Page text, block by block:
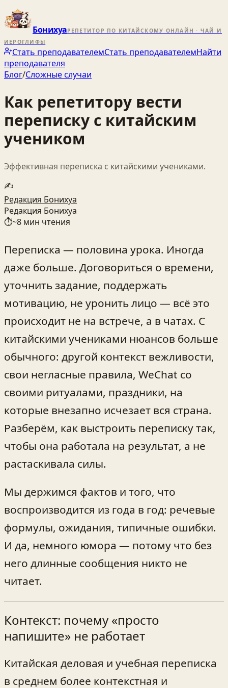
БонихуаРЕПЕТИТОР ПО КИТАЙСКОМУ ОНЛАЙН · ЧАЙ И
ИЕРОГЛИФЫ
Стать преподавателемСтать преподавателемНайти
преподавателя
Блог/Сложные случаи
Как репетитору вести
переписку с китайским
учеником
Эффективная переписка с китайскими учениками.
✍️
Редакция Бонихуа
Редакция Бонихуа
⏱~8 мин чтения
Переписка — половина урока. Иногда
даже больше. Договориться о времени,
уточнить задание, поддержать
мотивацию, не уронить лицо — всё это
происходит не на встрече, а в чатах. С
китайскими учениками нюансов больше
обычного: другой контекст вежливости,
свои негласные правила, WeChat со
своими ритуалами, праздники, на
которые внезапно исчезает вся страна.
Разберём, как выстроить переписку так,
чтобы она работала на результат, а не
растаскивала силы.
Мы держимся фактов и того, что
воспроизводится из года в год: речевые
формулы, ожидания, типичные ошибки.
И да, немного юмора — потому что без
него длинные сообщения никто не
читает.
Контекст: почему «просто
напишите» не работает
Китайская деловая и учебная переписка
в среднем более контекстная и